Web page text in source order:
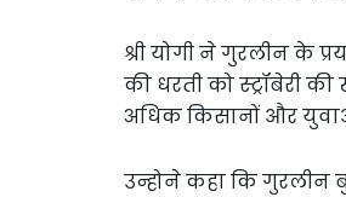
श्री योगी ने गुरलीन के
की धरती को स्ट्रॉबेरी
अधिक किसानों और
उन्होने कहा कि गुरलीन